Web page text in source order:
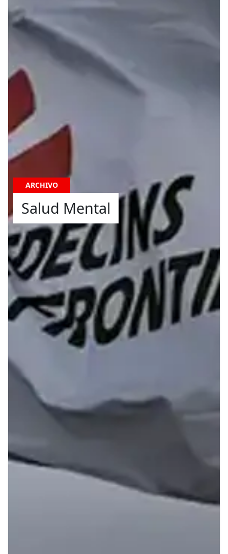
ARCHIVO
Salud Mental